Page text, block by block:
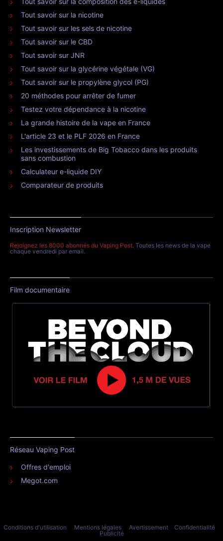
Tout savoir sur la nicotine
Tout savoir sur les sels de nicotine
Tout savoir sur le CBD
Tout savoir sur JNR
Tout savoir sur la glycérine végétale (VG)
Tout savoir sur le propylène glycol (PG)
20 méthodes pour arrêter de fumer
Testez votre dépendance à la nicotine
La grande histoire de la vape en France
L'article 23 et le PLF 2026 en France
Les investissements de Big Tobacco dans les produits
sans combustion
Calculateur e-liquide DIY
Comparateur de produits
Inscription Newsletter
Rejoignez les 8000 abonnés du Vaping Post. Toutes les news de la vape
chaque vendredi par email.
Film documentaire
Réseau Vaping Post
Offres d'emploi
Megot.com
Conditions d'utilisation Mentions légales Avertissement
Confidentialité
Publicité